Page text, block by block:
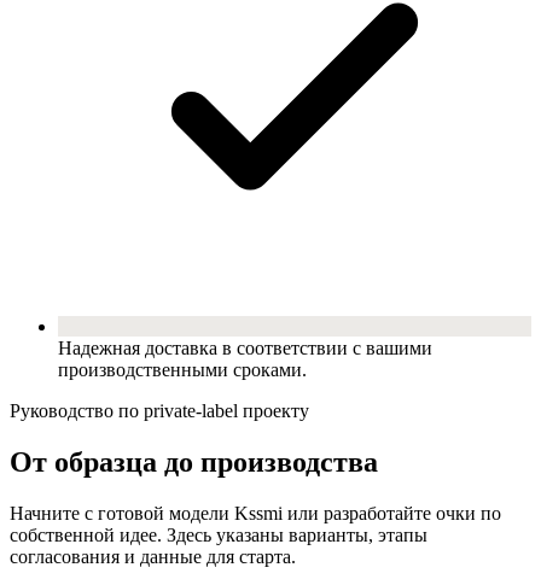
Надежная доставка в соответствии с вашими
производственными сроками.
Руководство по private-label проекту
От образца до производства
Начните с готовой модели Kssmi или разработайте очки по
собственной идее. Здесь указаны варианты, этапы
согласования и данные для старта.